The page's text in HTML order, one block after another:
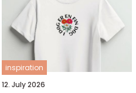
inspiration
12. July 2026